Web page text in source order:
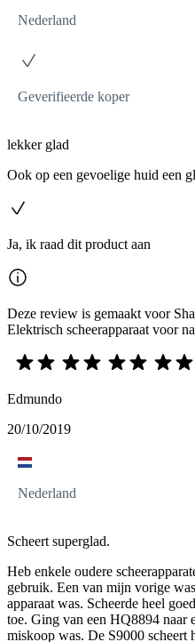
Nederland
Geverifieerde koper
lekker glad
Ook op een gevoelige huid een
Ja, ik raad dit product aan
Deze review is gemaakt voor
Elektrisch scheerapparaat voor
Edmundo
20/10/2019
Nederland
Scheert superglad.
Heb enkele oudere
gebruik. Een van mijn vorige
apparaat was. Scheerde heel
toe. Ging van een HQ8894 naar
miskoop was. De S9000 scheert